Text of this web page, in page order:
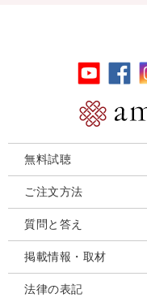
無料試聴
ご注文方法
質問と答え
掲載情報・取材
法律の表記